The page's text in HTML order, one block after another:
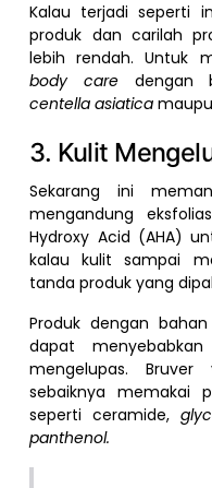
Kalau terjadi seperti
produk dan carilah
lebih rendah. Untuk
body care dengan
centella asiatica
3. Kulit
Sekarang ini
mengandung
Hydroxy Acid (AHA)
kalau kulit sampai
tanda produk yang
Produk dengan
dapat
mengelupas.
sebaiknya memakai
seperti ceramide,
panthenol.